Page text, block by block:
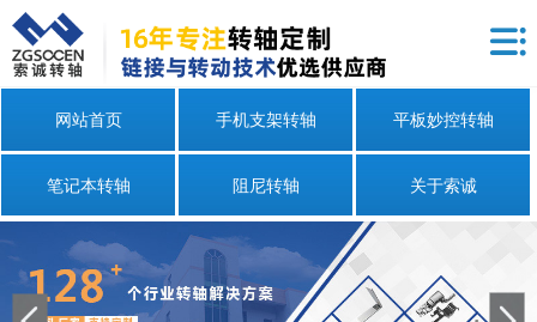
网站首页 手机支架转轴 平板妙控转轴
笔记本转轴 阻尼转轴 关于索诚